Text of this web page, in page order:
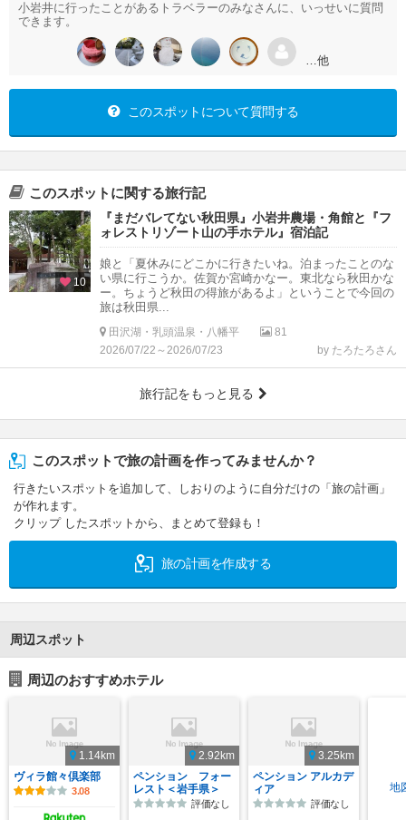
小岩井に行ったことがあるトラベラーのみなさんに、いっせいに質問
できます。
…他
このスポットについて質問する
このスポットに関する旅行記
10
『まだバレてない秋田県』小岩井農場・角館と『フ
ォレストリゾート山の手ホテル』宿泊記
娘と「夏休みにどこかに行きたいね。泊まったことのな
い県に行こうか。佐賀か宮崎かなー。東北なら秋田かな
ー。ちょうど秋田の得旅があるよ」ということで今回の
旅は秋田県...
田沢湖・乳頭温泉・八幡平
81
2026/07/22～2026/07/23
by たろたろさん
旅行記をもっと見る
このスポットで旅の計画を作ってみませんか？
行きたいスポットを追加して、しおりのように自分だけの「旅の計画」
が作れます。
クリップ したスポットから、まとめて登録も！
旅の計画を作成する
周辺スポット
周辺のおすすめホテル
1.14km
ヴィラ館々倶楽部
3.08
2.92km
ペンション フォー
レスト＜岩手県＞
評価なし
3.25km
ペンション アルカデ
ィア
評価なし
地